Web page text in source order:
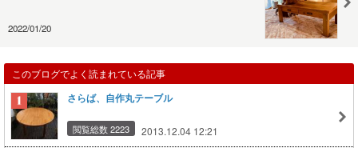
2022/01/20
このブログでよく読まれている記事
さらば、自作丸テーブル
閲覧総数 2223 2013.12.04 12:21